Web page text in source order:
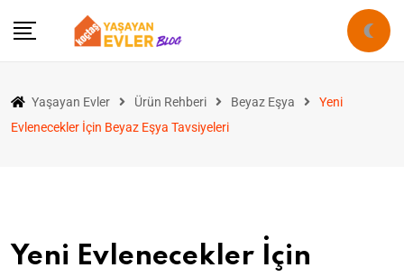
Yaşayan Evler Ürün Rehberi Beyaz Eşya
Yeni
Evlenecekler İçin Beyaz Eşya Tavsiyeleri
Yeni Evlenecekler İçin